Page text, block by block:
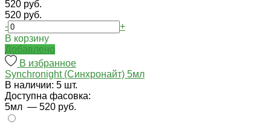
520 руб.
520 руб.
-
+
В корзину
Добавлено
В избранное
Synchronight (Синхронайт) 5мл
В наличии: 5 шт.
Доступна фасовка:
5мл — 520 руб.